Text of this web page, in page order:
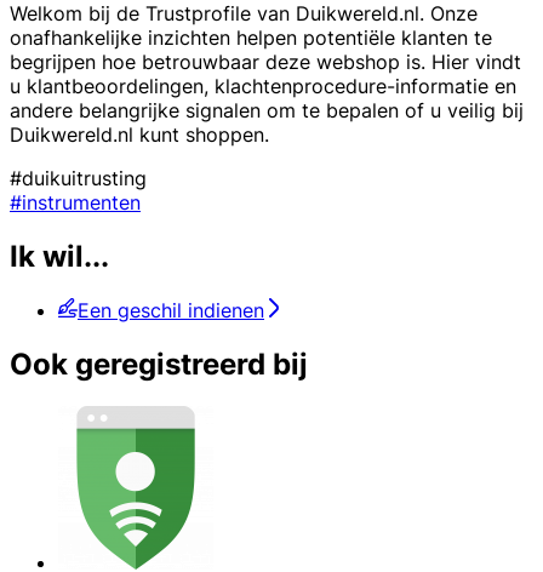
Welkom bij de Trustprofile van Duikwereld.nl. Onze
onafhankelijke inzichten helpen potentiële klanten te
begrijpen hoe betrouwbaar deze webshop is. Hier vindt
u klantbeoordelingen, klachtenprocedure-informatie en
andere belangrijke signalen om te bepalen of u veilig bij
Duikwereld.nl kunt shoppen.
#duikuitrusting
#instrumenten
Ik wil...
Een geschil indienen
Ook geregistreerd bij